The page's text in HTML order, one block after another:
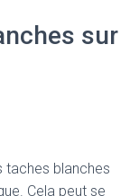
sur
taches blanches
Cela peut se